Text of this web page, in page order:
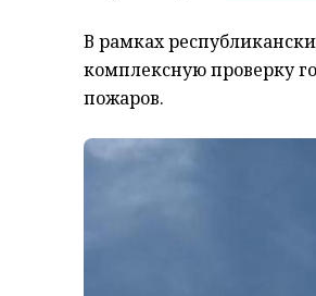
В рамках
комплексную проверку
пожаров.